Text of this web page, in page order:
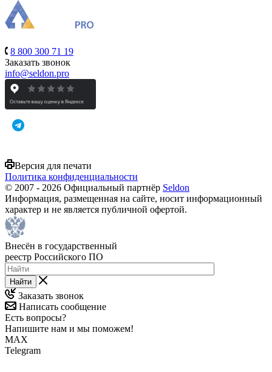
8 800 300 71 19
Заказать звонок
info@seldon.pro
Версия для печати
Политика конфиденциальности
© 2007 - 2026 Официальный партнёр Seldon
Информация, размещенная на сайте, носит информационный
характер и не является публичной офертой.
Внесён в государственный
реестр Российского ПО
Найти
Заказать звонок
Написать сообщение
Есть вопросы?
Напишите нам и мы поможем!
MAX
Telegram